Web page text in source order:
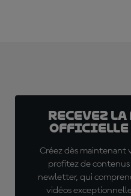
Recevez
officielle
Créez dès maintenant
profitez de
newletter, qui
vidéos